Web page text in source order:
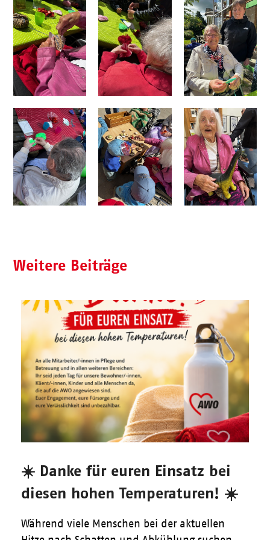
Weitere Beiträge
☀️ Danke für euren Einsatz bei
diesen hohen Temperaturen! ☀️
Während viele Menschen bei der aktuellen